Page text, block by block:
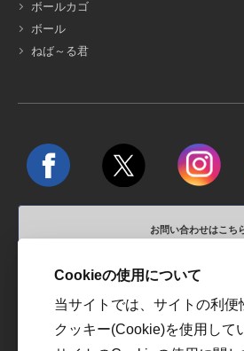
ボールカゴ
ボール
ねば～る君
お問い合わせはこち
営業時間 平日10:00～18:00 / 定休
運営会社
Cookieの使用について
当サイトでは、サイトの利便
クッキー(Cookie)を使用して